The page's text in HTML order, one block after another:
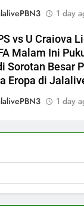
1 day
vs U Craiova
Malam Ini
Sorotan Besar
Eropa di
1 day